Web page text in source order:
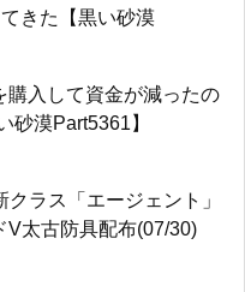
きた【黒い砂漠
購入して資金が減ったの
砂漠Part5361】
ラス「エージェント」
V太古防具配布(07/30)